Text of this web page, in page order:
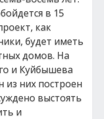
в 15
как
будет иметь
домов. На
и Куйбышева
из них построен
выстоять
и